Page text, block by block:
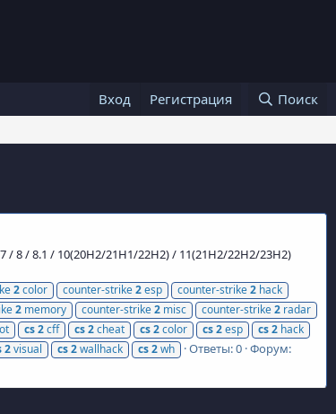
Вход Регистрация Поиск
8 / 8.1 / 10(20H2/21H1/22H2) / 11(21H2/22H2/23H2)
2color counter-strike2esp counter-strike2 hack
2 memory counter-strike2 misc counter-strike2 radar
cs2cff cs2cheat cs2color cs2esp cs2 hack
2visual cs2wallhack cs2wh Ответы: 0 Форум: